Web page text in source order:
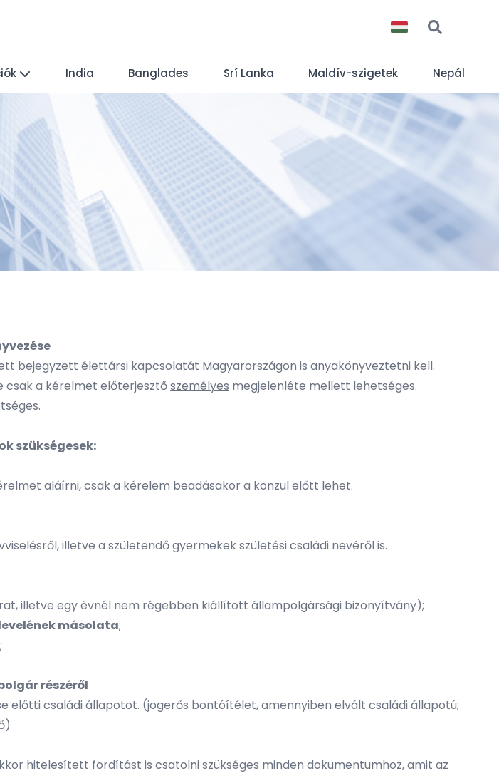
India Banglades Srí Lanka Maldív-szigetek Nepál
bejegyzett élettársi kapcsolatát Magyarországon is anyakönyveztetni kell.
csak a kérelmet előterjesztőszemélyes megjelenléte mellett lehetséges.
szükségesek:
aláírni, csak a kérelem beadásakor a konzul előtt lehet.
illetve a születendő gyermekek születési családi nevéről is.
illetve egy évnél nem régebben kiállított állampolgársági bizonyítvány);
másolata;
;
részéről
előtti családi állapotot. (jogerős bontóítélet, amennyiben elvált családi állapotú;
hitelesített fordítást is csatolni szükséges minden dokumentumhoz, amit az